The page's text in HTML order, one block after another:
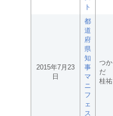
ト
2015年7月23
日
都
道
府
県
知
事
マ
ニ
フ
ェ
ス
つか
だ
桂祐